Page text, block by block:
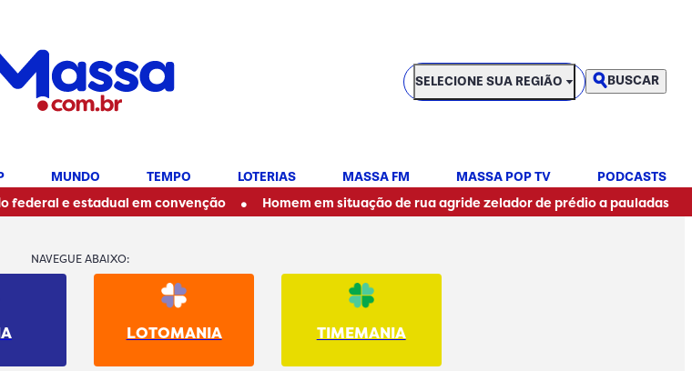
SELECIONE SUA REGIÃO
SELECIONE SUA REGIÃO BUSCAR
MUNDO TEMPO LOTERIAS MASSA FM MASSA POP TV PODCASTS
estadual em convenção • Homem em situação de rua agride zelador de prédio a pauladas •
NAVEGUE ABAIXO:
LOTOMANIA TIMEMANIA